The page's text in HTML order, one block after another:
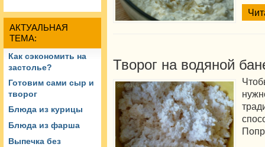
АКТУАЛЬНАЯ
ТЕМА:
Как сэкономить на
застолье?
Готовим сами сыр и
творог
Блюда из курицы
Блюда из фарша
Выпечка без
Творог на водяной